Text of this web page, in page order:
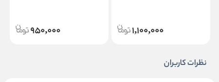
1,100,000
950,000
نظرات کاربران